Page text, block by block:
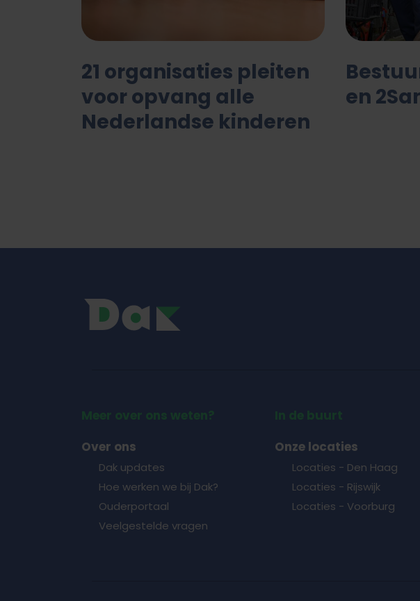
21 organisaties pleiten
voor opvang alle
Nederlandse kinderen
en
Meer over ons weten?
Over ons
Dak updates
Hoe werken we bij Dak?
Ouderportaal
Veelgestelde vragen
In de buurt
Onze locaties
Locaties - Den Haag
Locaties - Rijswijk
Locaties - Voorburg